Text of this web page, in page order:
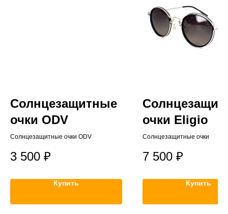
Солнцезащитные
очки ODV
Солнцезащитные очки ODV
3 500 ₽
Купить
очки Eligio
Солнцезащитные очки
7 500 ₽
Купить